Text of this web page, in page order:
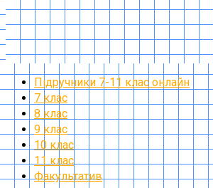
Підручники 7-11 клас онлайн
7 клас
8 клас
9 клас
10 клас
11 клас
Факультатив